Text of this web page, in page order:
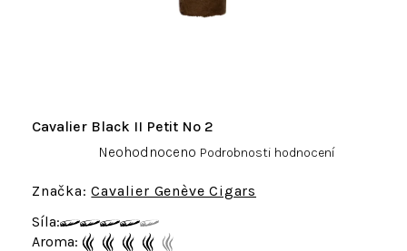
Cavalier Black II Petit No 2
Cavalier Genève Cigars
Průměrné
produktu
0,0
z
Neohodnoceno Podrobnosti hodnocení
Aroma:
Síla: